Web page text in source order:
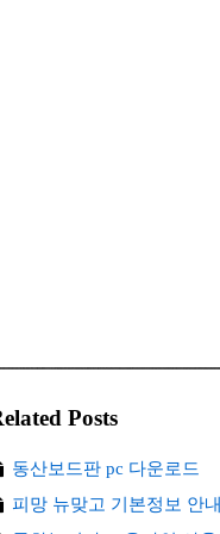
Posts
동산보드판 pc 다운로드
피망 뉴맞고 기본정보 안내